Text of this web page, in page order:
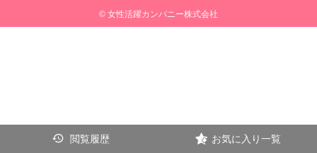
© 女性活躍カンパニー株式会社
閲覧履歴 お気に入り一覧